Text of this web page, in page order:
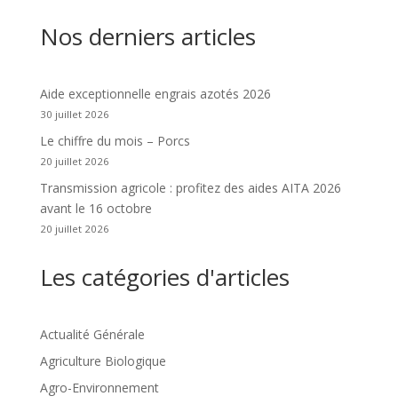
Nos derniers articles
Aide exceptionnelle engrais azotés 2026
30 juillet 2026
Le chiffre du mois – Porcs
20 juillet 2026
Transmission agricole : profitez des aides AITA 2026
avant le 16 octobre
20 juillet 2026
Les catégories d'articles
Actualité Générale
Agriculture Biologique
Agro-Environnement